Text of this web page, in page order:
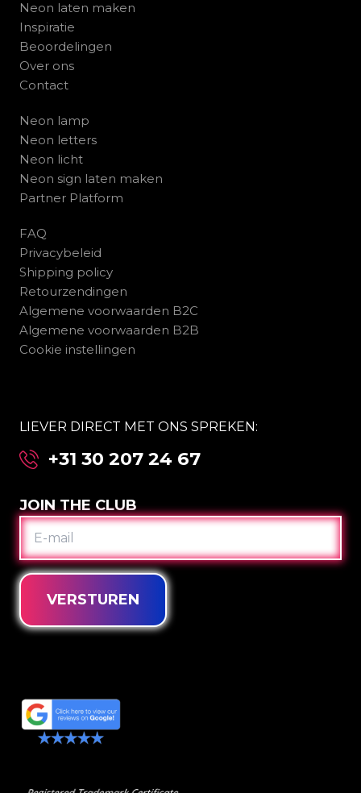
Neon laten maken
Inspiratie
Beoordelingen
Over ons
Contact
Neon lamp
Neon letters
Neon licht
Neon sign laten maken
Partner Platform
FAQ
Privacybeleid
Shipping policy
Retourzendingen
Algemene voorwaarden B2C
Algemene voorwaarden B2B
Cookie instellingen
LIEVER DIRECT MET ONS SPREKEN:
+31 30 207 24 67
JOIN THE CLUB
E-
MAIL
VERSTUREN